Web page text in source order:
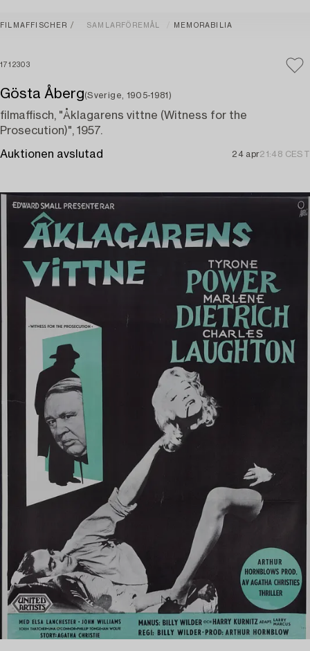
FILMAFFISCHER SAMLARFÖREMÅL MEMORABILIA
1712303
Gösta Åberg(Sverige, 1905-1981)
filmaffisch, "Åklagarens vittne (Witness for the
Prosecution)", 1957.
Auktionen avslutad 24 apr21:48 CEST